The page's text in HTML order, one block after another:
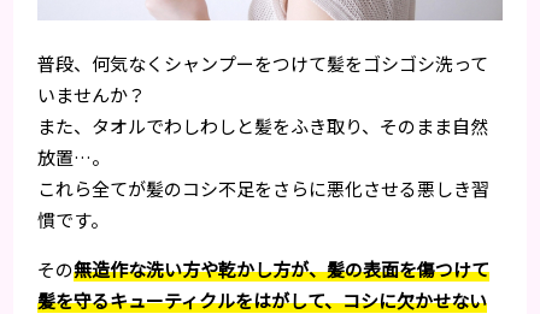
普段、何気なくシャンプーをつけて髪をゴシゴシ洗って
いませんか？
また、タオルでわしわしと髪をふき取り、そのまま自然
放置…。
これら全てが髪のコシ不足をさらに悪化させる悪しき習
慣です。
その無造作な洗い方や乾かし方が、髪の表面を傷つけて
髪を守るキューティクルをはがして、コシに欠かせない